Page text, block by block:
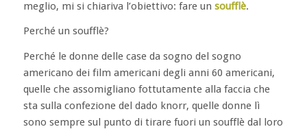
meglio, mi si chiariva l’obiettivo: fare un soufflè.
Perché un soufflè?
Perché le donne delle case da sogno del sogno
americano dei film americani degli anni 60 americani,
quelle che assomigliano fottutamente alla faccia che
sta sulla confezione del dado knorr, quelle donne lì
sono sempre sul punto di tirare fuori un soufflè dal loro